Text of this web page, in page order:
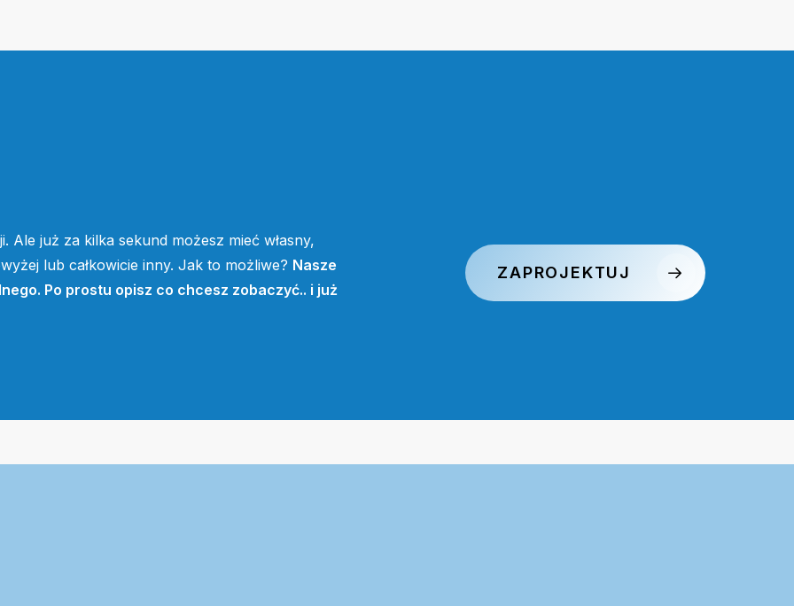
już za kilka sekund możesz mieć własny,
lub całkowicie inny. Jak to możliwe? Nasze
Po prostu opisz co chcesz zobaczyć.. i już
ZAPROJEKTUJ